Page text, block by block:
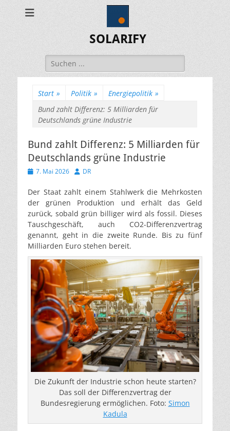
SOLARIFY
Suchen
nach:
Start » Politik » Energiepolitik »
Bund zahlt Differenz: 5 Milliarden für
Deutschlands grüne Industrie
Bund zahlt Differenz: 5 Milliarden für
Deutschlands grüne Industrie
Veröffentlicht
7. Mai 2026 Autor
DR
Der Staat zahlt einem Stahlwerk die Mehrkosten
der grünen Produktion und erhält das Geld
zurück, sobald grün billiger wird als fossil. Dieses
Tauschgeschäft, auch CO2-Differenzvertrag
genannt, geht in die zweite Runde. Bis zu fünf
Milliarden Euro stehen bereit.
Die Zukunft der Industrie schon heute starten?
Das soll der Differenzvertrag der
Bundesregierung ermöglichen. Foto: Simon
Kadula